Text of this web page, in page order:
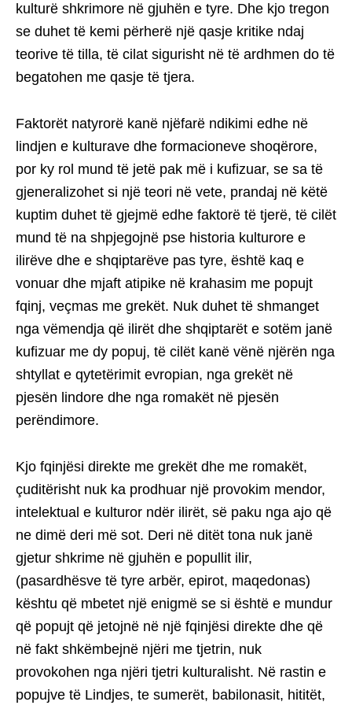
kulturë shkrimore në gjuhën e tyre. Dhe kjo tregon
se duhet të kemi përherë një qasje kritike ndaj
teorive të tilla, të cilat sigurisht në të ardhmen do të
begatohen me qasje të tjera.
Faktorët natyrorë kanë njëfarë ndikimi edhe në
lindjen e kulturave dhe formacioneve shoqërore,
por ky rol mund të jetë pak më i kufizuar, se sa të
gjeneralizohet si një teori në vete, prandaj në këtë
kuptim duhet të gjejmë edhe faktorë të tjerë, të cilët
mund të na shpjegojnë pse historia kulturore e
ilirëve dhe e shqiptarëve pas tyre, është kaq e
vonuar dhe mjaft atipike në krahasim me popujt
fqinj, veçmas me grekët. Nuk duhet të shmanget
nga vëmendja që ilirët dhe shqiptarët e sotëm janë
kufizuar me dy popuj, të cilët kanë vënë njërën nga
shtyllat e qytetërimit evropian, nga grekët në
pjesën lindore dhe nga romakët në pjesën
perëndimore.
Kjo fqinjësi direkte me grekët dhe me romakët,
çuditërisht nuk ka prodhuar një provokim mendor,
intelektual e kulturor ndër ilirët, së paku nga ajo që
ne dimë deri më sot. Deri në ditët tona nuk janë
gjetur shkrime në gjuhën e popullit ilir,
(pasardhësve të tyre arbër, epirot, maqedonas)
kështu që mbetet një enigmë se si është e mundur
që popujt që jetojnë në një fqinjësi direkte dhe që
në fakt shkëmbejnë njëri me tjetrin, nuk
provokohen nga njëri tjetri kulturalisht. Në rastin e
popujve të Lindjes, te sumerët, babilonasit, hititët,